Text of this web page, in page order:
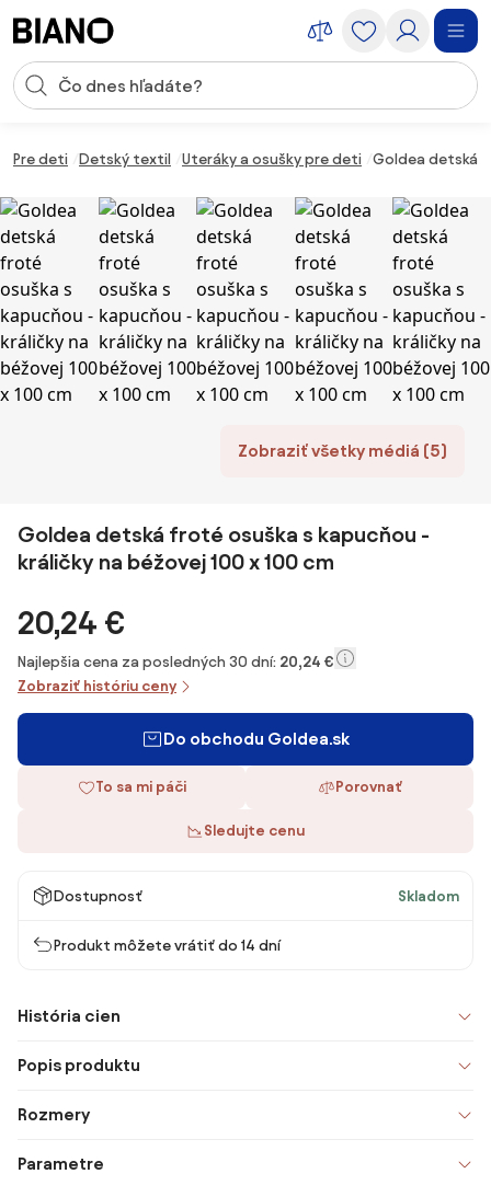
Vstup pre vyhľadávanie
Pre deti Detský textil Uteráky a osušky pre deti Goldea detská
Zobraziť všetky médiá (5)
Goldea detská froté osuška s kapucňou -
králičky na béžovej 100 x 100 cm
20,24 €
Najlepšia cena za posledných 30 dní: 20,24 €
Zobraziť históriu ceny
Do obchodu Goldea.sk
To sa mi páči Porovnať
Sledujte cenu
Dostupnosť Skladom
Produkt môžete vrátiť do 14 dní
História cien
Popis produktu
Rozmery
Parametre